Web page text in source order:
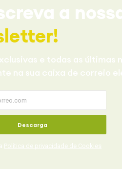
a
e todas as últimas
na sua caixa de correio
Política de privacidade de Cookies
Descarga